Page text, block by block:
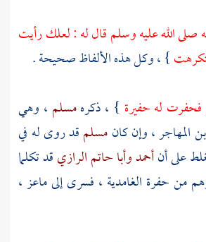
صلى الله عليه وسلم قال له : لعلك رأيت
} ، وكل هذه الألفاظ صحيحة .
فحفرت له حفيرة } ، ذكرهمسلم ، وهي
المهاجر، وإن كانمسلمقد روى له في
على أنأحمدوأبا حاتم الرازيقد تكلما
من حفرة الغامدية ، فسرى إلىماعز،